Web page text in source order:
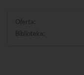
Oferta:
Biblioteka: